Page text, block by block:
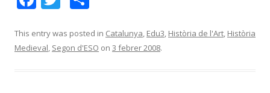
e
b
itt
er
m
p
This entry was posted in Catalunya, Edu3, Història de l'Art, Història
Medieval, Segon d'ESO on 3 febrer 2008.